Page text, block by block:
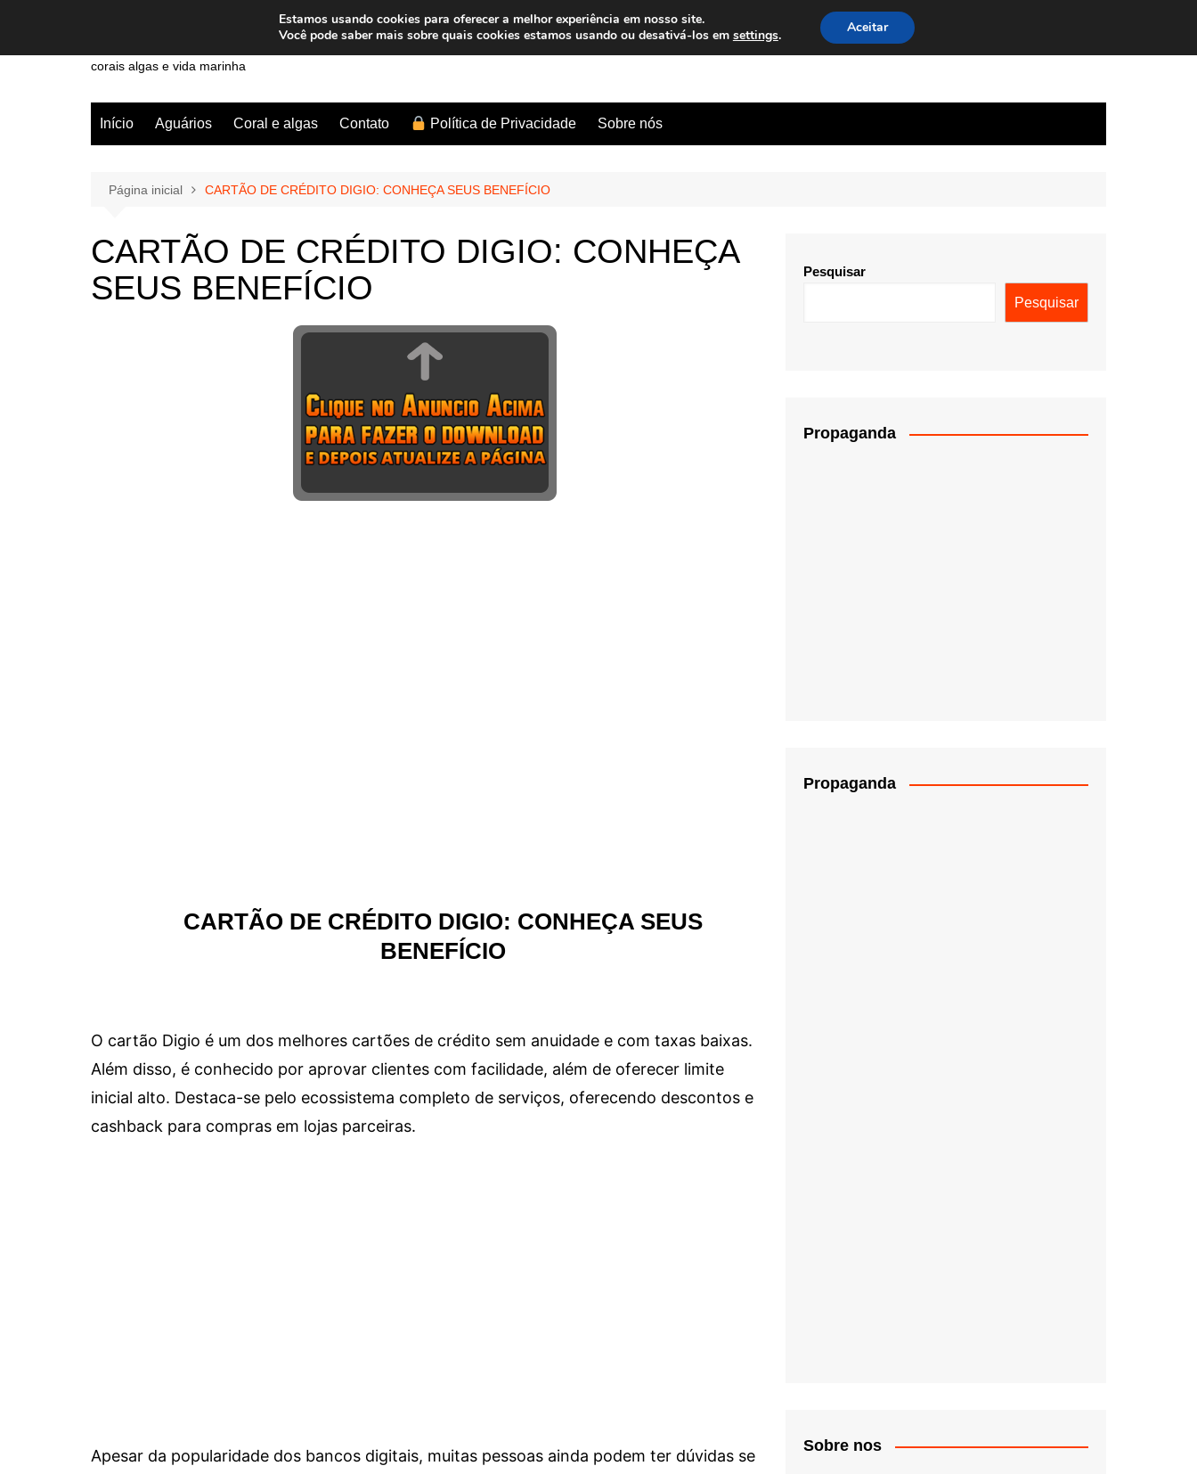
o
corais algas e vida marinha
Início Aguários Coral e algas Contato Política de Privacidade Sobre nós
Página inicial CARTÃO DE CRÉDITO DIGIO: CONHEÇA SEUS BENEFÍCIO
CARTÃO DE CRÉDITO DIGIO: CONHEÇA
SEUS BENEFÍCIO
CARTÃO DE CRÉDITO DIGIO: CONHEÇA SEUS
BENEFÍCIO
O cartão Digio é um dos melhores cartões de crédito sem anuidade e com taxas baixas.
Além disso, é conhecido por aprovar clientes com facilidade, além de oferecer limite
inicial alto. Destaca-se pelo ecossistema completo de serviços, oferecendo descontos e
cashback para compras em lojas parceiras.
Apesar da popularidade dos bancos digitais, muitas pessoas ainda podem ter dúvidas se
Pesquisar
Pesquisar
Propaganda
Propaganda
Sobre nos
Estamos usando cookies para oferecer a melhor experiência em nosso site.
Você pode saber mais sobre quais cookies estamos usando ou desativá-los em settings. Aceitar